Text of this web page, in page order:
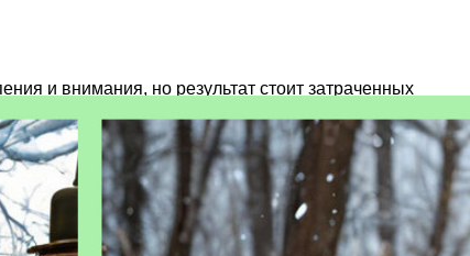
и внимания, но результат стоит затраченных